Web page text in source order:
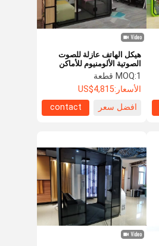
هيكل الهاتف عازلة للصوت
الصوتية الألومنيوم للأماكن
العامة
MOQ:1 قطعة
الأسعار:US$4,815
افضل سعر
contact